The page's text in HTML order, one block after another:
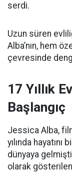
serdi.
Uzun süren
Alba’nın, hem
çevresinde
17 Yıllık
Başlangıç
Jessica Alba,
yılında
dünyaya
olarak gösterilen